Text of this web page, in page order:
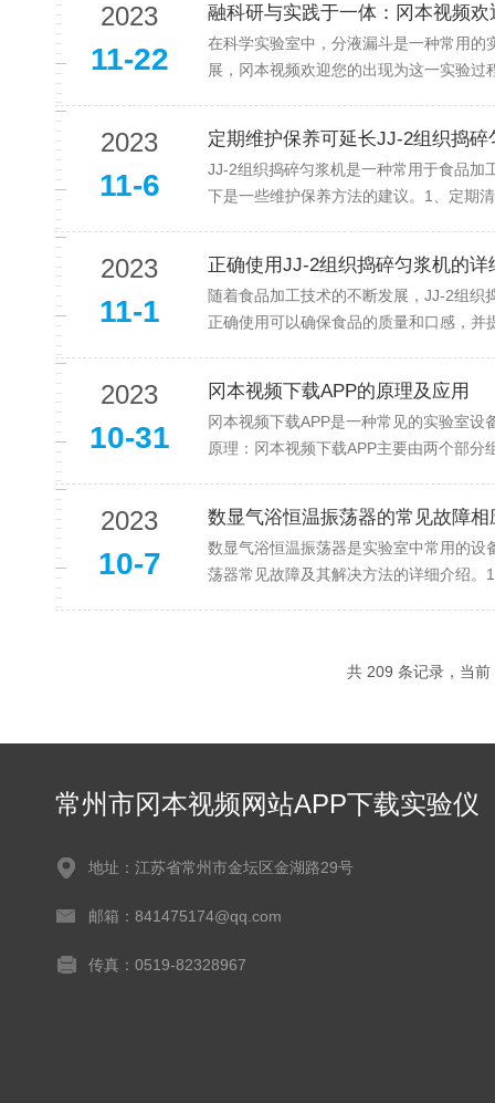
2023
11-22
融科研与实践于一体：冈本视频
在科学实验室中，分液漏斗是一种常用的
展，冈本视频欢迎您的出现为这一实验过
2023
11-6
定期维护保养可延长JJ-2组织捣
JJ-2组织捣碎匀浆机是一种常用于食品加工
下是一些维护保养方法的建议。1、定
2023
11-1
正确使用JJ-2组织捣碎匀浆机的详
随着食品加工技术的不断发展，JJ-2组织
正确使用可以确保食品的质量和口感，并
2023
10-31
冈本视频下载APP的原理及应用
冈本视频下载APP是一种常见的实验室设备
原理：冈本视频下载APP主要由两个部
2023
10-7
数显气浴恒温振荡器的常见故障
数显气浴恒温振荡器是实验室中常用的设备
荡器常见故障及其解决方法的详细介绍。
共 209 条记录，当
常州市冈本视频网站APP下载实验仪
地址：江苏省常州市金坛区金湖路29号
邮箱：841475174@qq.com
传真：0519-82328967